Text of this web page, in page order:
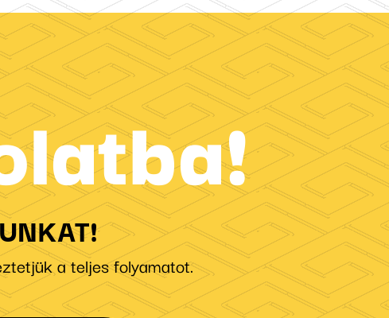
a teljes folyamatot.